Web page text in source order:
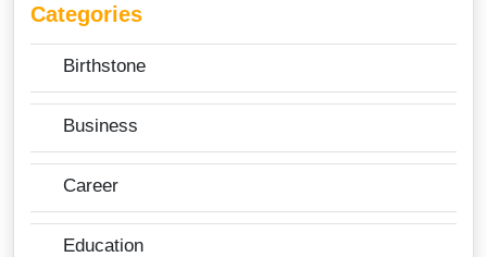
Categories
Birthstone
Business
Career
Education